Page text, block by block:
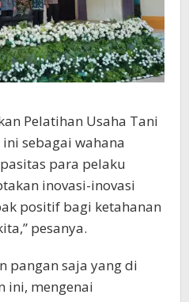
untuk
tanah sehingga dapat
pertanian.
ini kami harap akan